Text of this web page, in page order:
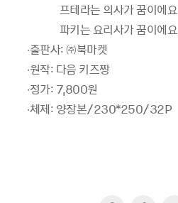
프테라는 의사가 꿈이에요
파키는 요리사가 꿈이에요
∙출판사: ㈜북마켓
∙원작: 다음 키즈짱
∙정가: 7,800원
∙체제: 양장본/230*250/32P